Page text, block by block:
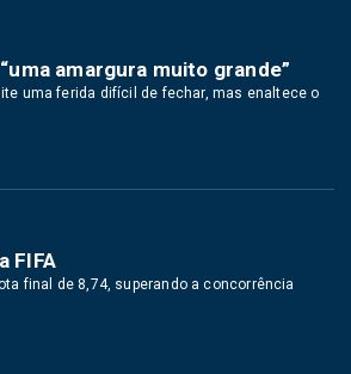
amargura muito grande”
uma ferida difícil de fechar, mas enaltece o
FIFA
final de 8,74, superando a concorrência